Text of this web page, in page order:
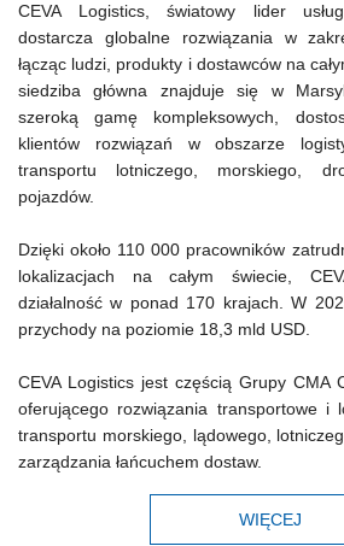
CEVA Logistics, światowy lider
dostarcza globalne rozwiązania w
łącząc ludzi, produkty i dostawców na
siedziba główna znajduje się w
szeroką gamę kompleksowych,
klientów rozwiązań w obszarze
transportu lotniczego, morskiego,
pojazdów.
Dzięki około 110 000 pracowników
lokalizacjach na całym świecie,
działalność w ponad 170 krajach. W
przychody na poziomie 18,3 mld USD.
CEVA Logistics jest częścią Grupy CMA
oferującego rozwiązania transportowe i
transportu morskiego, lądowego,
zarządzania łańcuchem dostaw.
WIĘCEJ